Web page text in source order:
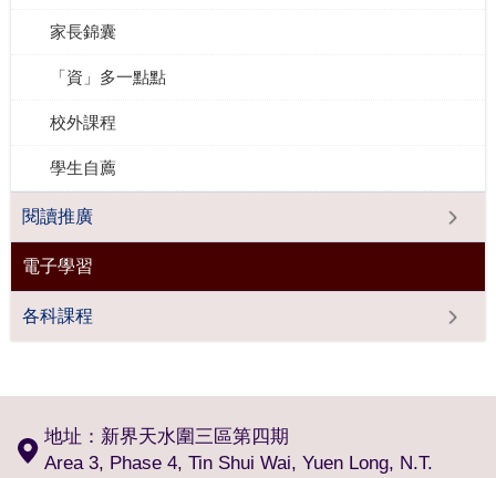
家長錦囊
「資」多一點點
校外課程
學生自薦
閱讀推廣
電子學習
各科課程
地址：新界天水圍三區第四期
Area 3, Phase 4, Tin Shui Wai, Yuen Long, N.T.